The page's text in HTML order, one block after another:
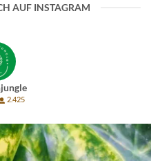
AUF INSTAGRAM
2.425
dem Urlaub 🌿
...